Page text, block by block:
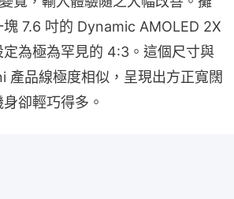
塊 7.6 吋的 Dynamic AMOLED 2X
為極為罕見的 4:3。這個尺寸與
產品線極度相似，呈現出方正寬闊
卻輕巧得多。